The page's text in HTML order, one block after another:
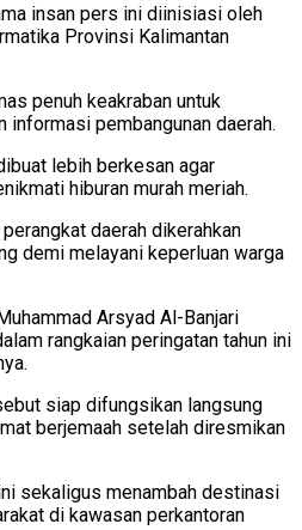
insan pers ini diinisiasi oleh
Provinsi Kalimantan
penuh keakraban untuk
informasi pembangunan daerah.
lebih berkesan agar
hiburan murah meriah.
daerah dikerahkan
demi melayani keperluan warga
Arsyad Al-Banjari
rangkaian peringatan tahun ini
siap difungsikan langsung
berjemaah setelah diresmikan
sekaligus menambah destinasi
di kawasan perkantoran